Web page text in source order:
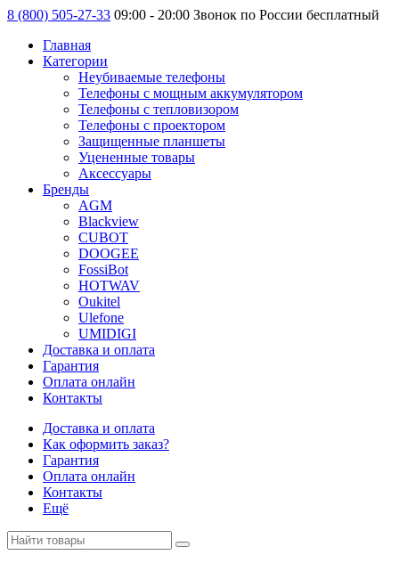
8 (800) 505-27-33 09:00 - 20:00 Звонок по России бесплатный
Главная
Категории
Неубиваемые телефоны
Телефоны с мощным аккумулятором
Телефоны с тепловизором
Телефоны с проектором
Защищенные планшеты
Уцененные товары
Аксессуары
Бренды
AGM
Blackview
CUBOT
DOOGEE
FossiBot
HOTWAV
Oukitel
Ulefone
UMIDIGI
Доставка и оплата
Гарантия
Оплата онлайн
Контакты
Доставка и оплата
Как оформить заказ?
Гарантия
Оплата онлайн
Контакты
Ещё